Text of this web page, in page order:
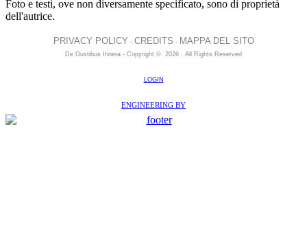
Foto e testi, ove non diversamente specificato, sono di proprietà
dell'autrice.
PRIVACY POLICY - CREDITS - MAPPA DEL SITO
De Gustibus Itinera - Copyright © 2026 All Rights Reserved
LOGIN
ENGINEERING BY